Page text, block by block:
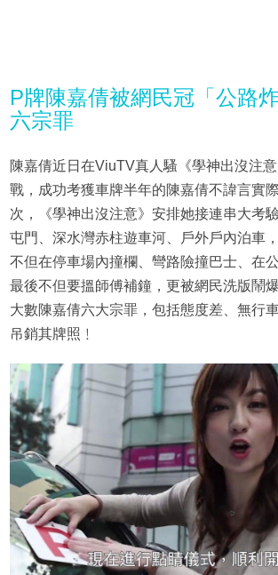
P牌陳嘉倩被網民冠「公路
六宗罪
陳嘉倩近日在ViuTV真人騷《學神出沒注
戰，成功考獲車牌半年的陳嘉倩不諱言實
次，《學神出沒注意》安排她接連串大考
屯門、深水灣赤柱遊車河、戶外戶內泊車
不但在停車場內撞欄、彎路險撞巴士、在
最後不但要搵師傅補鐘，更被網民洗版鬧
大數陳嘉倩六大宗罪，包括態度差、無行
吊銷其牌照﹗